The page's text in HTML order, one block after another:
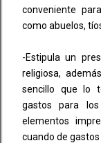
conveniente
como abuelos,
-Estipula un
religiosa,
sencillo que lo
gastos para
elementos
cuando de